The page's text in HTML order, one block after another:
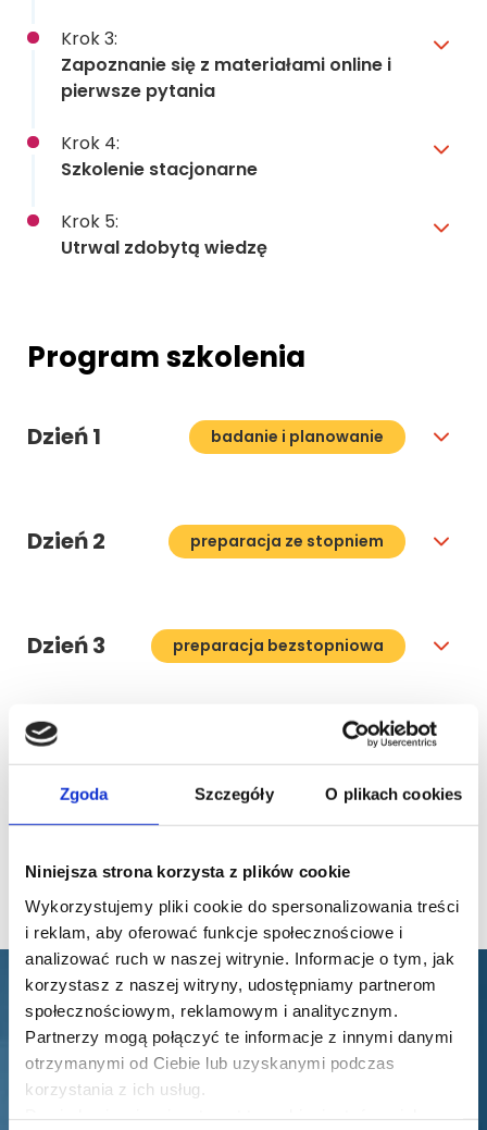
Zgoda Szczegóły O plikach cookies
Niniejsza strona korzysta z plików cookie
Wykorzystujemy pliki cookie do spersonalizowania treści
i reklam, aby oferować funkcje społecznościowe i
analizować ruch w naszej witrynie. Informacje o tym, jak
korzystasz z naszej witryny, udostępniamy partnerom
społecznościowym, reklamowym i analitycznym.
Partnerzy mogą połączyć te informacje z innymi danymi
otrzymanymi od Ciebie lub uzyskanymi podczas
korzystania z ich usług.
Krok 3:
Zapoznanie się z materiałami online i
pierwsze pytania
Krok 4:
Szkolenie stacjonarne
Krok 5:
Utrwal zdobytą wiedzę
Program szkolenia
Dzień 1 badanie i planowanie
Dzień 2 preparacja ze stopniem
Dzień 3 preparacja bezstopniowa
Materiały wideo do
szkolenia
4,5 h
Materiały bonusowe 3,5 h
Opinie naszych
uczestników